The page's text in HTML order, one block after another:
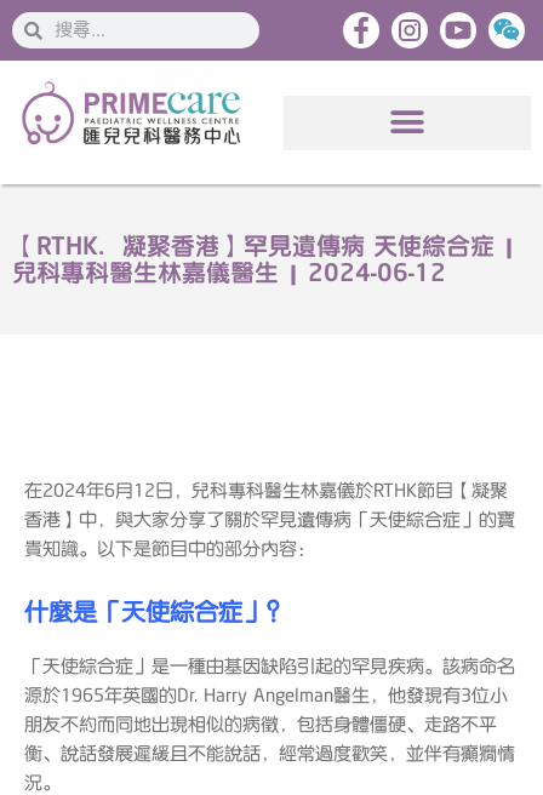
搜
索
搜
索
【RTHK．凝聚香港】罕見遺傳病 天使綜合症 |
兒科專科醫生林嘉儀醫生 | 2024-06-12
在2024年6月12日，兒科專科醫生林嘉儀於RTHK節目【凝聚
香港】中，與大家分享了關於罕見遺傳病「天使綜合症」的寶
貴知識。以下是節目中的部分內容：
什麼是「天使綜合症」？
「天使綜合症」是一種由基因缺陷引起的罕見疾病。該病命名
源於1965年英國的Dr. Harry Angelman醫生，他發現有3位小
朋友不約而同地出現相似的病徵，包括身體僵硬、走路不平
衡、說話發展遲緩且不能說話，經常過度歡笑，並伴有癲癇情
況。